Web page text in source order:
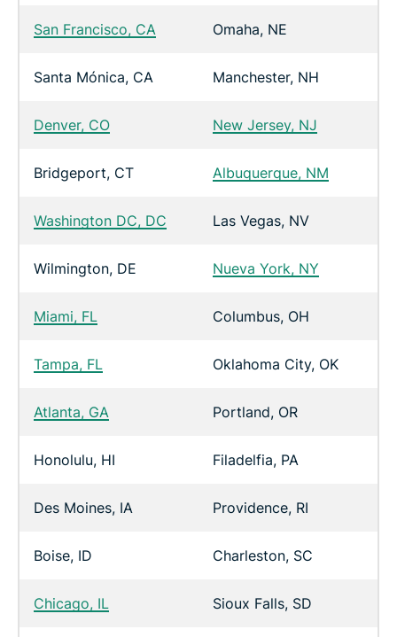
San Francisco, CA Omaha, NE
Santa Mónica, CA Manchester, NH
Denver, CO New Jersey, NJ
Bridgeport, CT Albuquerque, NM
Washington DC, DC Las Vegas, NV
Wilmington, DE Nueva York, NY
Miami, FL Columbus, OH
Tampa, FL Oklahoma City, OK
Atlanta, GA Portland, OR
Honolulu, HI Filadelfia, PA
Des Moines, IA Providence, RI
Boise, ID Charleston, SC
Chicago, IL Sioux Falls, SD